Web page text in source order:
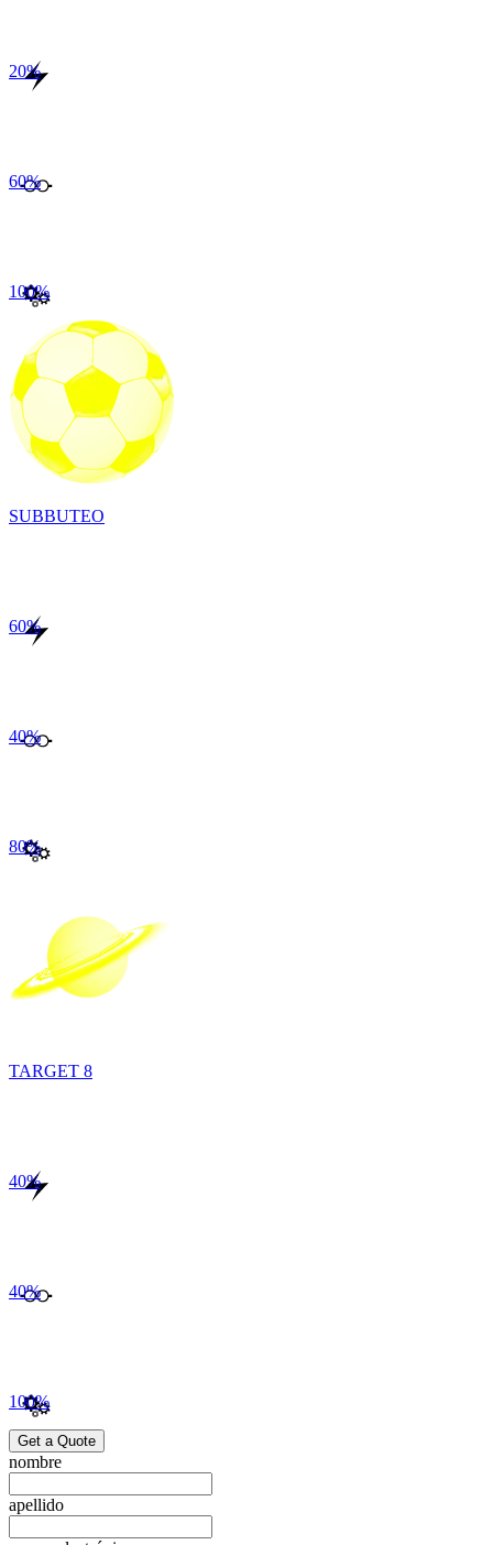
20%
60%
100%
SUBBUTEO
60%
40%
80%
TARGET 8
40%
40%
100%
Get a Quote
nombre
apellido